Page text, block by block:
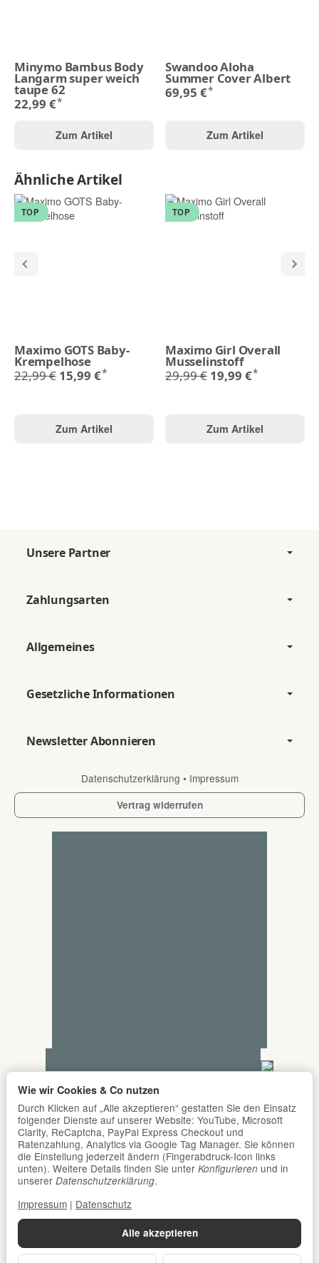
Minymo Bambus Body
Langarm super weich
taupe 62
22,99 €*
Zum Artikel
Swandoo Aloha
Summer Cover Albert
69,95 €*
Zum Artikel
Ähnliche Artikel
TOP
Maximo GOTS Baby-
Krempelhose
22,99 € 15,99 €*
Zum Artikel
TOP
Maximo Girl Overall
Musselinstoff
29,99 € 19,99 €*
Zum Artikel
Unsere Partner
Zahlungsarten
Allgemeines
Gesetzliche Informationen
Newsletter Abonnieren
Datenschutzerklärung • Impressum
Vertrag widerrufen
Alle akzeptieren
Wie wir Cookies & Co nutzen
Durch Klicken auf „Alle akzeptieren“ gestatten Sie den Einsatz
folgender Dienste auf unserer Website: YouTube, Microsoft
Clarity, ReCaptcha, PayPal Express Checkout und
Ratenzahlung, Analytics via Google Tag Manager. Sie können
die Einstellung jederzeit ändern (Fingerabdruck-Icon links
unten). Weitere Details finden Sie unter Konfigurieren und in
unserer Datenschutzerklärung.
Impressum | Datenschutz